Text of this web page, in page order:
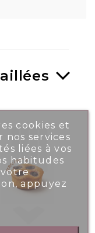
cookies et
services
liées à vos
habitudes
appuyez